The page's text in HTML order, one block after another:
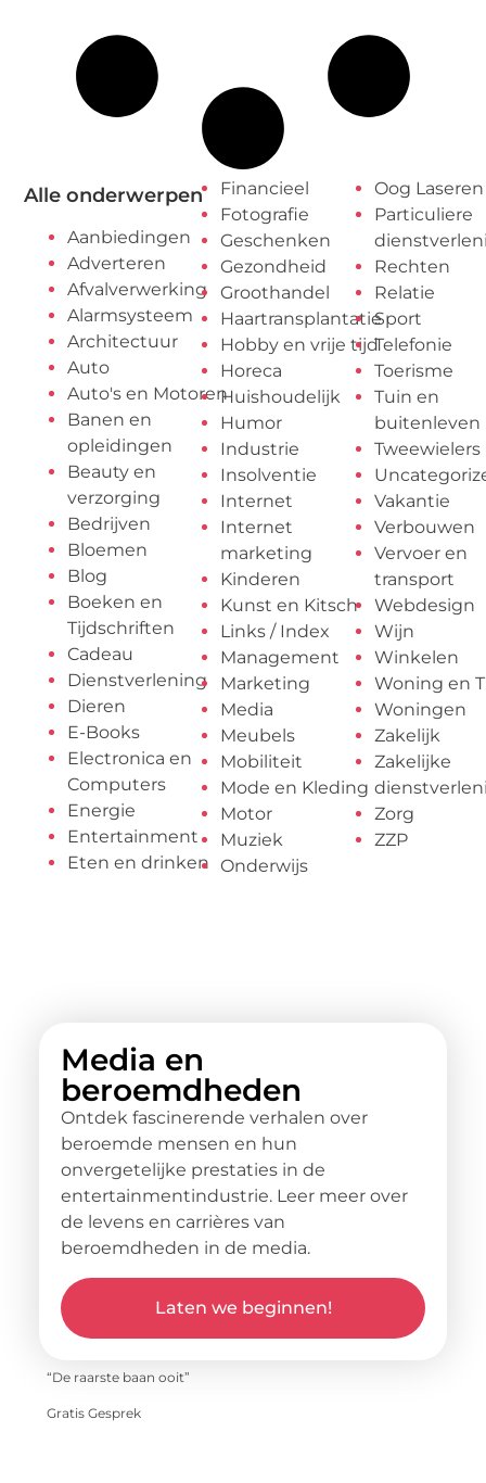
Alle onderwerpen
Aanbiedingen
Adverteren
Afvalverwerking
Alarmsysteem
Architectuur
Auto
Auto's en Motoren
Banen en
opleidingen
Beauty en
verzorging
Bedrijven
Bloemen
Blog
Boeken en
Tijdschriften
Cadeau
Dienstverlening
Dieren
E-Books
Electronica en
Computers
Energie
Entertainment
Eten en drinken
Financieel
Fotografie
Geschenken
Gezondheid
Groothandel
Haartransplantatie
Hobby en vrije tijd
Horeca
Huishoudelijk
Humor
Industrie
Insolventie
Internet
Internet
marketing
Kinderen
Kunst en Kitsch
Links / Index
Management
Marketing
Media
Meubels
Mobiliteit
Mode en Kleding
Motor
Muziek
Onderwijs
Oog Laseren
Particuliere
Rechten
Relatie
Sport
Telefonie
Toerisme
Tuin en
buitenleven
Tweewielers
Vakantie
Verbouwen
Vervoer en
transport
Webdesign
Wijn
Winkelen
Woning en
Woningen
Zakelijk
Zakelijke
Zorg
ZZP
Media en
beroemdheden
Ontdek fascinerende verhalen over
beroemde mensen en hun
onvergetelijke prestaties in de
entertainmentindustrie. Leer meer over
de levens en carrières van
beroemdheden in de media.
Laten we beginnen!
“De raarste baan ooit”
Gratis Gesprek